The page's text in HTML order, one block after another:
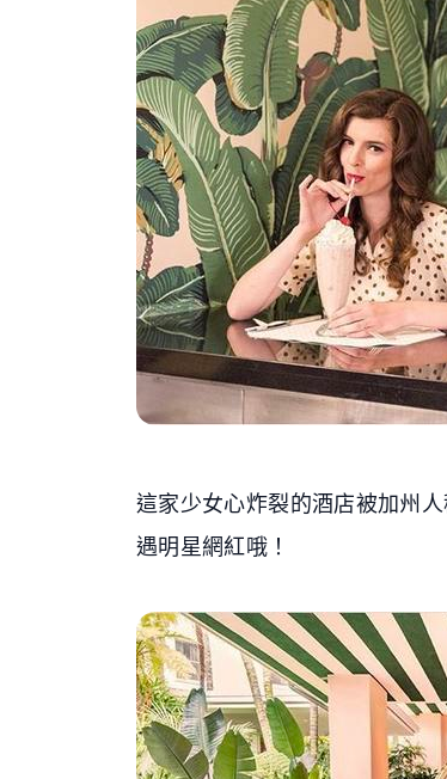
這家少女心炸裂的酒店被加州
遇明星網紅哦！